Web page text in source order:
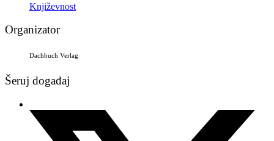
Književnost
Organizator
Dachbuch Verlag
Šeruj događaj